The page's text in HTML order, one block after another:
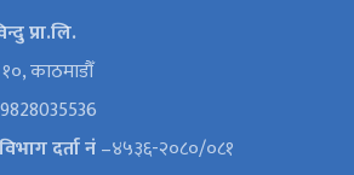
प्रा.लि.
काठमाडौँ
9828035536
दर्ता नं–४५३६-२०८०/०८१